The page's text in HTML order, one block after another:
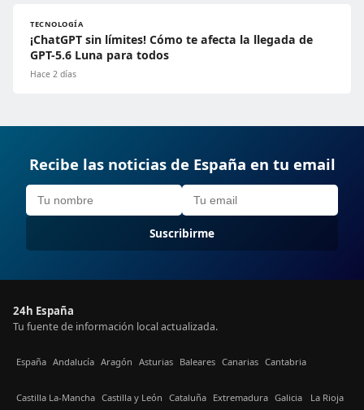
TECNOLOGÍA
¡ChatGPT sin límites! Cómo te afecta la llegada de
GPT-5.6 Luna para todos
Hace 2 días
Recibe las noticias de España en tu email
Suscribirme
24h España
Tu fuente de información local actualizada.
España Andalucía Aragón Asturias Baleares Canarias Cantabria
Castilla La-Mancha Castilla y León Cataluña Extremadura Galicia La Rioja